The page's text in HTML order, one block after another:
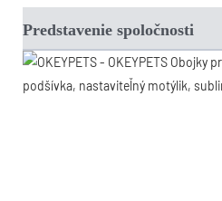
Predstavenie spoločnosti